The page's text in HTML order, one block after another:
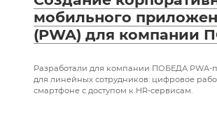
мобильного
(PWA) для компании
Разработали для компании ПОБЕДА PWA-
для линейных сотрудников: цифровое
смартфоне с доступом к HR-сервисам.